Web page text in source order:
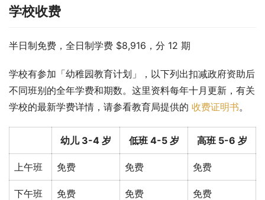
学校收费
半日制免费，全日制学费 $8,916，分 12 期
学校有参加「幼稚园教育计划」，以下列出扣减政府资助后
不同班别的全年学费和期数。这里资料每年十月更新，有关
学校的最新学费详情，请参看教育局提供的 收费证明书。
幼儿 3-4 岁 低班 4-5 岁 高班 5-6 岁
上午班 免费 免费 免费
下午班 免费 免费 免费